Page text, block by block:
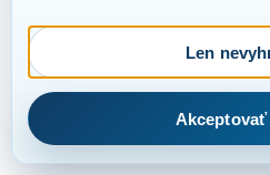
Len
Akceptovať